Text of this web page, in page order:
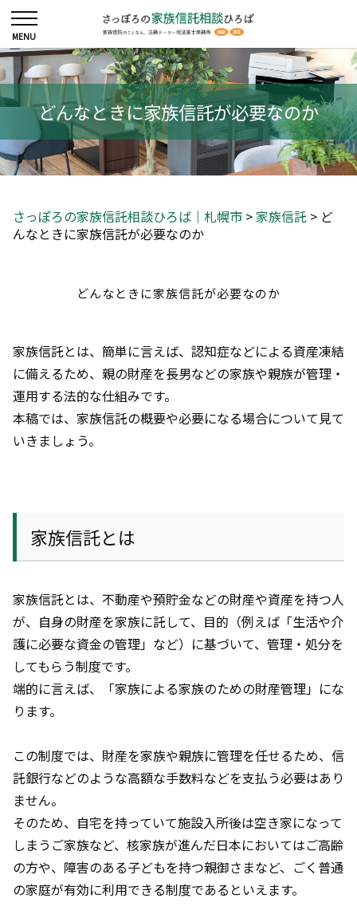
どんなときに家族信託が必要なのか
さっぽろの家族信託相談ひろば｜札幌市 >家族信託 > ど
んなときに家族信託が必要なのか
どんなときに家族信託が必要なのか
家族信託とは、簡単に言えば、認知症などによる資産凍結
に備えるため、親の財産を長男などの家族や親族が管理・
運用する法的な仕組みです。
本稿では、家族信託の概要や必要になる場合について見て
いきましょう。
家族信託とは
家族信託とは、不動産や預貯金などの財産や資産を持つ人
が、自身の財産を家族に託して、目的（例えば「生活や介
護に必要な資金の管理」など）に基づいて、管理・処分を
してもらう制度です。
端的に言えば、「家族による家族のための財産管理」にな
ります。
この制度では、財産を家族や親族に管理を任せるため、信
託銀行などのような高額な手数料などを支払う必要はあり
ません。
そのため、自宅を持っていて施設入所後は空き家になって
しまうご家族など、核家族が進んだ日本においてはご高齢
の方や、障害のある子どもを持つ親御さまなど、ごく普通
の家庭が有効に利用できる制度であるといえます。